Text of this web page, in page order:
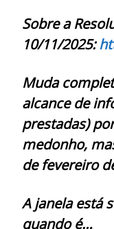
Sobre a
10/11/2025:
Muda
alcance de
prestadas)
medonho,
de fevereiro
A janela está
quando é…